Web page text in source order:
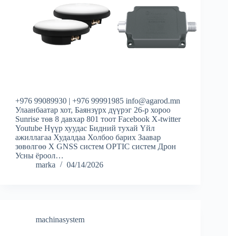
+976 99089930 | +976 99991985 info@agarod.mn
Улаанбаатар хот, Баянзүрх дүүрэг 26-р хороо
Sunrise төв 8 давхар 801 тоот Facebook X-twitter
Youtube Нүүр хуудас Бидний тухай Үйл
ажиллагаа Худалдаа Холбоо барих Заавар
зөвөлгөө X GNSS систем OPTIC систем Дрон
Усны ёроол…
marka
04/14/2026
machinasystem